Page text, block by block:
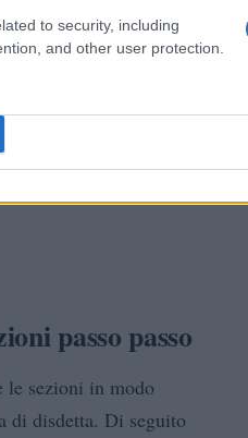
to security, including
and other user protection.
passo passo
le sezioni in modo
di disdetta. Di seguito